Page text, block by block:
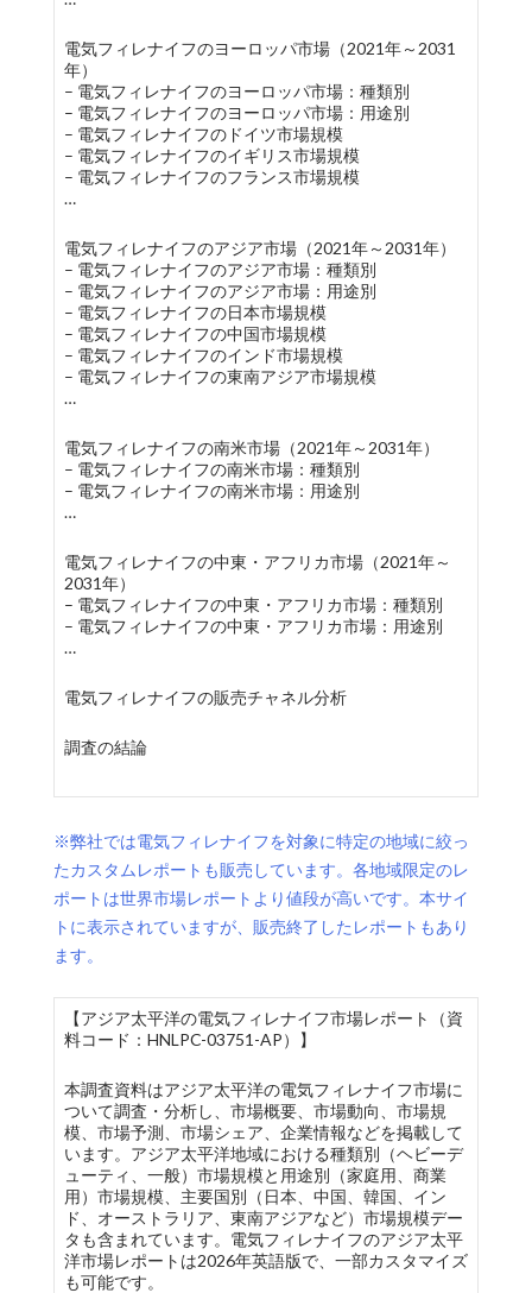
電気フィレナイフのヨーロッパ市場（2021年～2031
年）
– 電気フィレナイフのヨーロッパ市場：種類別
– 電気フィレナイフのヨーロッパ市場：用途別
– 電気フィレナイフのドイツ市場規模
– 電気フィレナイフのイギリス市場規模
– 電気フィレナイフのフランス市場規模
…
電気フィレナイフのアジア市場（2021年～2031年）
– 電気フィレナイフのアジア市場：種類別
– 電気フィレナイフのアジア市場：用途別
– 電気フィレナイフの日本市場規模
– 電気フィレナイフの中国市場規模
– 電気フィレナイフのインド市場規模
– 電気フィレナイフの東南アジア市場規模
…
電気フィレナイフの南米市場（2021年～2031年）
– 電気フィレナイフの南米市場：種類別
– 電気フィレナイフの南米市場：用途別
…
電気フィレナイフの中東・アフリカ市場（2021年～
2031年）
– 電気フィレナイフの中東・アフリカ市場：種類別
– 電気フィレナイフの中東・アフリカ市場：用途別
…
電気フィレナイフの販売チャネル分析
調査の結論
※弊社では電気フィレナイフを対象に特定の地域に絞っ
たカスタムレポートも販売しています。各地域限定のレ
ポートは世界市場レポートより値段が高いです。本サイ
トに表示されていますが、販売終了したレポートもあり
ます。
【アジア太平洋の電気フィレナイフ市場レポート（資
料コード：HNLPC-03751-AP）】
本調査資料はアジア太平洋の電気フィレナイフ市場に
ついて調査・分析し、市場概要、市場動向、市場規
模、市場予測、市場シェア、企業情報などを掲載して
います。アジア太平洋地域における種類別（ヘビーデ
ューティ、一般）市場規模と用途別（家庭用、商業
用）市場規模、主要国別（日本、中国、韓国、イン
ド、オーストラリア、東南アジアなど）市場規模デー
タも含まれています。電気フィレナイフのアジア太平
洋市場レポートは2026年英語版で、一部カスタマイズ
も可能です。